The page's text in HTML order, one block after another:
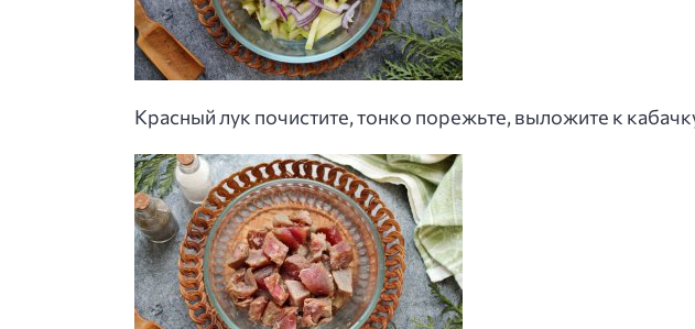
Красный лук почистите, тонко порежьте, выложите к